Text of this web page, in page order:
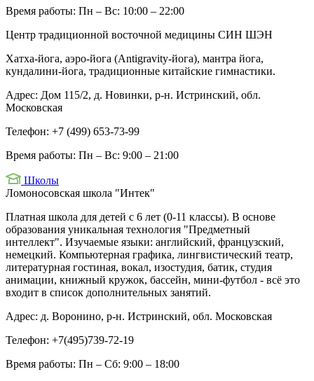
Время работы: Пн – Вс: 10:00 – 22:00
Центр традиционной восточной медицины СИН ШЭН
Хатха-йога, аэро-йога (Antigravity-йога), мантра йога,
кундалини-йога, традиционные китайские гимнастики.
Адрес: Дом 115/2, д. Новинки, р-н. Истринский, обл.
Московская
Телефон: +7 (499) 653-73-99
Время работы: Пн – Вс: 9:00 – 21:00
Школы
Ломоносовская школа "Интек"
Платная школа для детей с 6 лет (0-11 классы). В основе
образования уникальная технология "Предметный
интеллект". Изучаемые языки: английский, французский,
немецкий. Компьютерная графика, лингвистический театр,
литературная гостиная, вокал, изостудия, батик, студия
анимации, книжный кружок, бассейн, мини-футбол - всё это
входит в список дополнительных занятий.
Адрес: д. Воронино, р-н. Истринский, обл. Московская
Телефон: +7(495)739-72-19
Время работы: Пн – Сб: 9:00 – 18:00